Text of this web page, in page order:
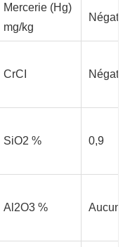
Mercerie (Hg)
mg/kg
Négatif
CrCI Négatif
SiO2 % 0,9
Al2O3 % Aucun